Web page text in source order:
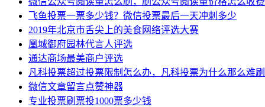
飞鱼投票一票多少钱？微信投票最后一天冲刺多少
2019年北京市舌尖上的美食网络评选大赛
凰城御府园林代言人评选
通达商场最美商户评选
凡科投票超过投票限制怎么办，凡科投票为什么那么难刷
微信文章留言点赞神器
专业投票刷票投1000票多少钱